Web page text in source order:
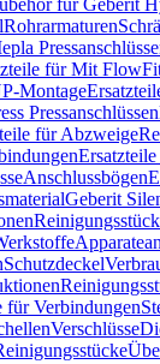
für Geberit
Rohrarmaturen
für Mit FlowFit
Montage
Pressanschlüssen
für Abzweige
Anschlussbögen
Geberit
Schutzdeckel
für Verbindungen
Verschlüsse